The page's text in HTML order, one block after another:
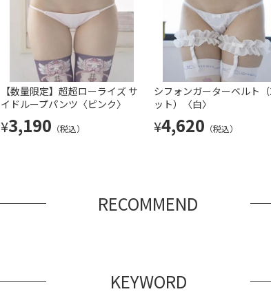
【数量限定】超超ローライズ サ
イドループパンツ〈ピンク〉
¥3,190 （税込）
シフォンガーターベルト
ット）〈白〉
¥4,620 （税込）
RECOMMEND
KEYWORD